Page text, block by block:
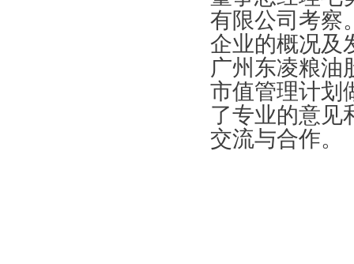
有限公司考察
企业的概况
广州东凌粮油
市值管理计划
了专业的意见
交流与合作。